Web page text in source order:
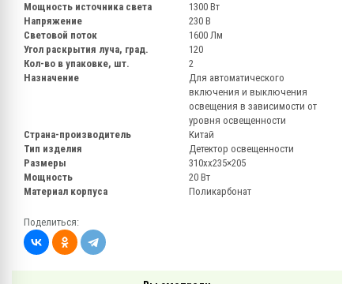
Мощность источника света
1300 Вт
Напряжение
230 В
Световой поток
1600 Лм
Угол раскрытия луча, град.
120
Кол-во в упаковке, шт.
2
Назначение
Для автоматического
включения и выключения
освещения в зависимости от
уровня освещенности
Страна-производитель
Китай
Тип изделия
Детектор освещенности
Размеры
310хх235×205
Мощность
20 Вт
Материал корпуса
Поликарбонат
Поделиться: